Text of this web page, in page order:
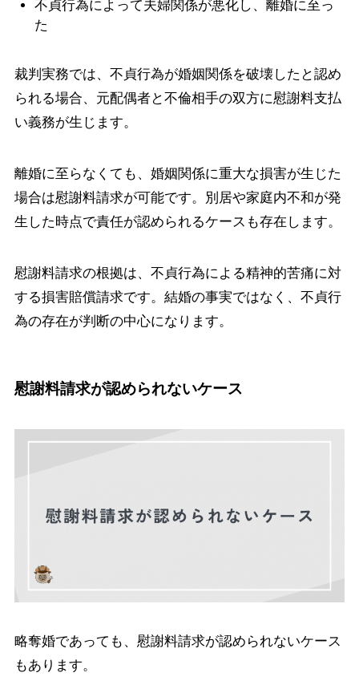
不貞行為によって夫婦関係が悪化し、離婚に至っ
た
裁判実務では、不貞行為が婚姻関係を破壊したと認め
られる場合、元配偶者と不倫相手の双方に慰謝料支払
い義務が生じます。
離婚に至らなくても、婚姻関係に重大な損害が生じた
場合は慰謝料請求が可能です。別居や家庭内不和が発
生した時点で責任が認められるケースも存在します。
慰謝料請求の根拠は、不貞行為による精神的苦痛に対
する損害賠償請求です。結婚の事実ではなく、不貞行
為の存在が判断の中心になります。
慰謝料請求が認められないケース
略奪婚であっても、慰謝料請求が認められないケース
もあります。